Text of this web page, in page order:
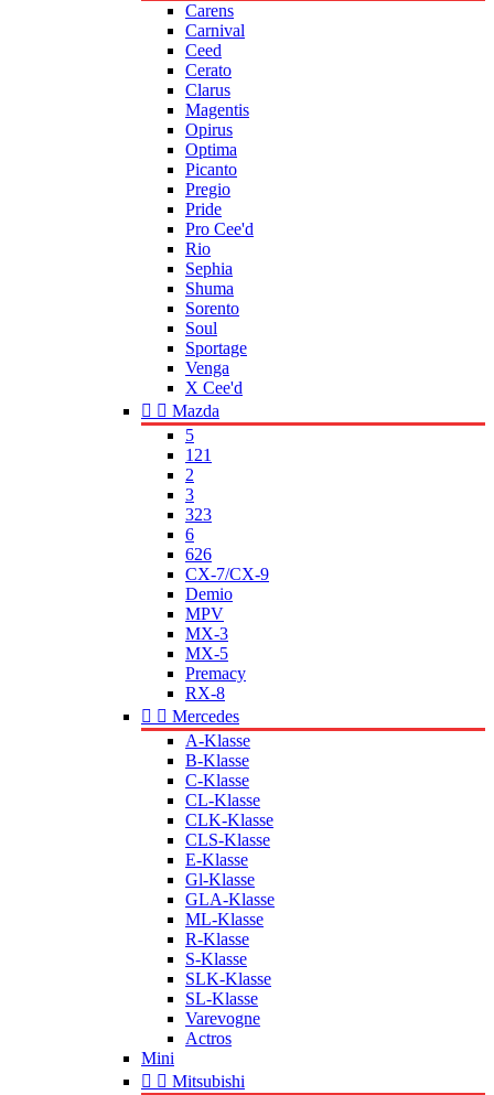
Carens
Carnival
Ceed
Cerato
Clarus
Magentis
Opirus
Optima
Picanto
Pregio
Pride
Pro Cee'd
Rio
Sephia
Shuma
Sorento
Soul
Sportage
Venga
X Cee'd
  Mazda
5
121
2
3
323
6
626
CX-7/CX-9
Demio
MPV
MX-3
MX-5
Premacy
RX-8
  Mercedes
A-Klasse
B-Klasse
C-Klasse
CL-Klasse
CLK-Klasse
CLS-Klasse
E-Klasse
Gl-Klasse
GLA-Klasse
ML-Klasse
R-Klasse
S-Klasse
SLK-Klasse
SL-Klasse
Varevogne
Actros
Mini
  Mitsubishi